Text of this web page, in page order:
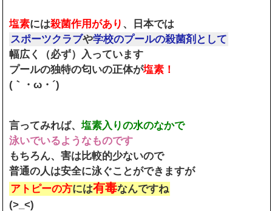
塩素には殺菌作用があり 、日本では
スポーツクラブや学校のプールの殺菌剤として
幅広く（必ず）入っています
プールの独特の匂いの正体が塩素！
(｀・ω・´)
言ってみれば、塩素入りの水のなかで
泳いでいるようなものです
もちろん、害は比較的少ないので
普通の人は安全に泳ぐことができますが
アトピーの方には有毒なんですね
(>_<)